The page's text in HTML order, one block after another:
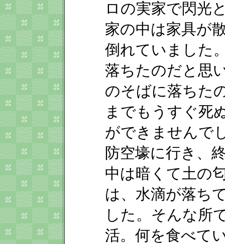
ロの実家で閃光
家の中は家具が
倒れていました
落ちたのだと思
のそばに落ちた
までもうすぐ死
ができませんで
防空壕に行き、
中は暗くて土の
は、水滴が落ち
した。そんな所
活。何を食べて